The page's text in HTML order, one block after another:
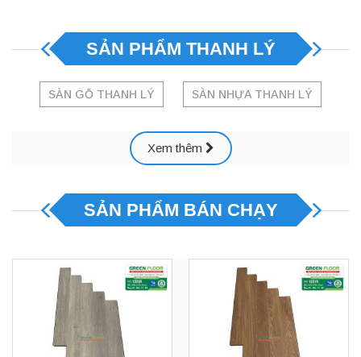
SẢN PHẨM THANH LÝ
SÀN GỖ THANH LÝ SÀN NHỰA THANH LÝ
Xem thêm
SẢN PHẨM BÁN CHẠY